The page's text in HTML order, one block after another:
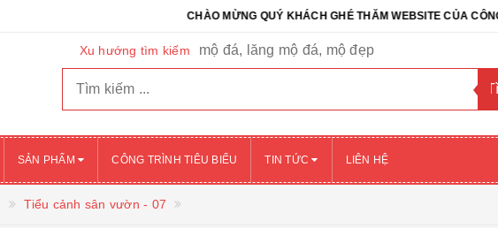
CHÀO MỪNG QUÝ KHÁCH GHÉ THĂM WEBSITE CỦA CÔNG TY
Xu hướng tìm kiếm mộ đá, lăng mộ đá, mộ đẹp
SẢN PHẨM CÔNG TRÌNH TIÊU BIỂU TIN TỨC LIÊN HỆ
Tiểu cảnh sân vườn - 07